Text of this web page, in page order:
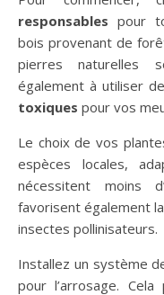
responsables pour
bois provenant de
pierres naturelles
également à utiliser
toxiques pour vos
Le choix de vos
espèces locales,
nécessitent moins
favorisent également la
insectes pollinisateurs.
Installez un système
pour l’arrosage.